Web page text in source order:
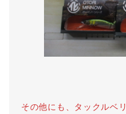
その他にも、タックルベ